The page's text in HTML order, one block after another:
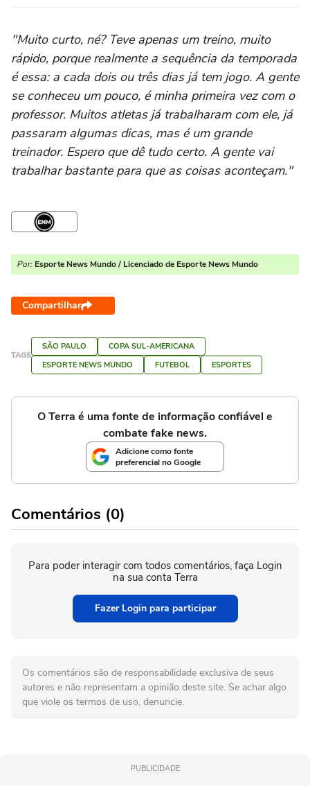
"Muito curto, né? Teve apenas um treino, muito
rápido, porque realmente a sequência da temporada
é essa: a cada dois ou três dias já tem jogo. A gente
se conheceu um pouco, é minha primeira vez com o
professor. Muitos atletas já trabalharam com ele, já
passaram algumas dicas, mas é um grande
treinador. Espero que dê tudo certo. A gente vai
trabalhar bastante para que as coisas aconteçam."
Por: Esporte News Mundo / Licenciado de Esporte News Mundo
Compartilhar
TAGS
SÃO PAULO
COPA SUL-AMERICANA
ESPORTE NEWS MUNDO
FUTEBOL ESPORTES
O Terra é uma fonte de informação confiável e
combate fake news.
Adicione como fonte
preferencial no Google
Comentários (0)
Para poder interagir com todos comentários, faça Login
na sua conta Terra
Fazer Login para participar
Os comentários são de responsabilidade exclusiva de seus
autores e não representam a opinião deste site. Se achar algo
que viole os termos de uso, denuncie.
PUBLICIDADE